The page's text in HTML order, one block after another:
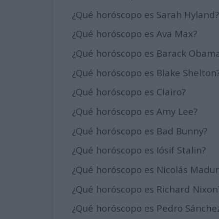
¿Qué horóscopo es Sarah Hyland?
¿Qué horóscopo es Ava Max?
¿Qué horóscopo es Barack
¿Qué horóscopo es Blake
¿Qué horóscopo es Clairo?
¿Qué horóscopo es Amy Lee?
¿Qué horóscopo es Bad Bunny?
¿Qué horóscopo es Iósif Stalin?
¿Qué horóscopo es Nicolás
¿Qué horóscopo es Richard
¿Qué horóscopo es Pedro